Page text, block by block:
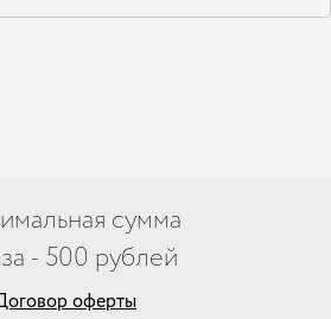
сумма
- 500 рублей
оферты